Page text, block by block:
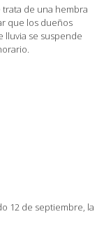
trata de una hembra
que los dueños
lluvia se suspende
12 de septiembre, la